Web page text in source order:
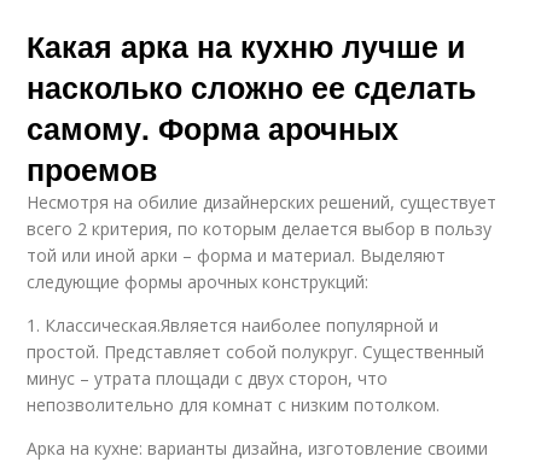
Какая арка на кухню лучше и
насколько сложно ее сделать
самому. Форма арочных
проемов
Несмотря на обилие дизайнерских решений, существует
всего 2 критерия, по которым делается выбор в пользу
той или иной арки – форма и материал. Выделяют
следующие формы арочных конструкций:
1. Классическая.Является наиболее популярной и
простой. Представляет собой полукруг. Существенный
минус – утрата площади с двух сторон, что
непозволительно для комнат с низким потолком.
Арка на кухне: варианты дизайна, изготовление своими